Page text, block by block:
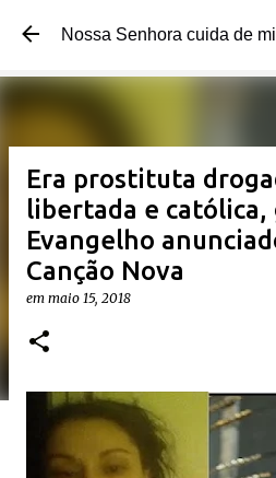
Pular para o
Nossa Senhora cuida de
Era prostituta
libertada e católica,
Evangelho
Canção Nova
em maio 15, 2018